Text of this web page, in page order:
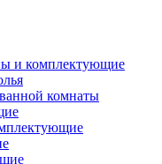
и комплектующие
комнаты